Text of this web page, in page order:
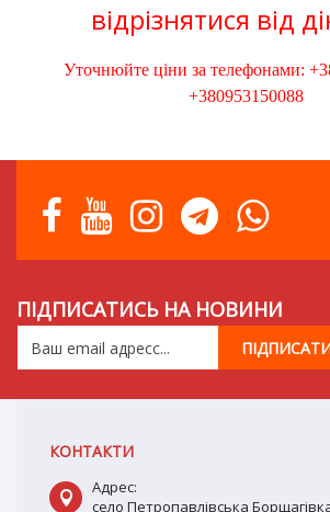
відрізнятися від
Уточнюйте ціни за телефонами:
+380953150088
ПІДПИСАТИСЬ НА НОВИНИ
КОНТАКТИ
Адрес:
село Петропавлівська